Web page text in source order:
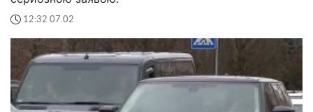
12:32 07.02